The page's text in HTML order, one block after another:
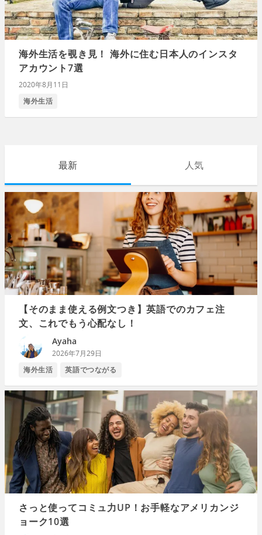
海外生活を覗き見！ 海外に住む日本人のインスタ
アカウント7選
2020年8月11日
海外生活
最新 人気
【そのまま使える例文つき】英語でのカフェ注
文、これでもう心配なし！
Ayaha
2026年7月29日
海外生活
英語でつながる
さっと使ってコミュ力UP！お手軽なアメリカンジ
ョーク10選